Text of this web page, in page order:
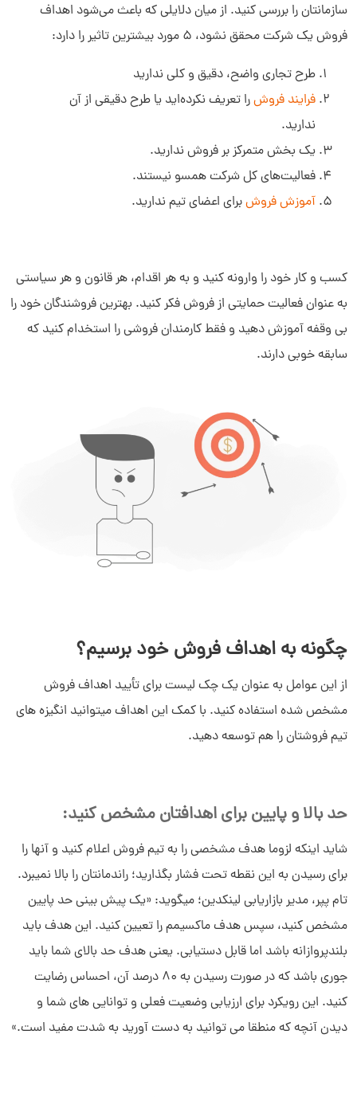
سازمانتان را بررسی کنید. از میان دلایلی که باعث می‌شود اهداف
فروش یک شرکت محقق نشود، 5 مورد بیشترین تاثیر را دارد:
طرح تجاری واضح، دقیق و کلی ندارید
فرایند فروشرا تعریف نکرده‌اید یا طرح دقیقی از آن
ندارید.
یک بخش متمرکز بر فروش ندارید.
فعالیت‌های کل شرکت همسو نیستند.
آموزش فروشبرای اعضای تیم ندارید.
کسب و کار خود را وارونه کنید و به هر اقدام، هر قانون و هر سیاستی
به عنوان فعالیت حمایتی از فروش فکر کنید. بهترین فروشندگان خود را
بی وقفه آموزش دهید و فقط کارمندان فروشی را استخدام کنید که
سابقه خوبی دارند.
چگونه به اهداف فروش خود برسیم؟
از این عوامل به عنوان یک چک لیست برای تأیید اهداف فروش
مشخص شده استفاده کنید. با کمک این اهداف میتوانید انگیزه های
تیم فروشتان را هم توسعه دهید.
حد بالا و پایین برای اهدافتان مشخص کنید:
شاید اینکه لزوما هدف مشخصی را به تیم فروش اعلام کنید و آنها را
برای رسیدن به این نقطه تحت فشار بگذارید؛ راندمانتان را بالا نمیبرد.
تام پپر، مدیر بازاریابی لینکدین؛ میگوید: «یک پیش بینی حد پایین
مشخص کنید، سپس هدف ماکسیمم را تعیین کنید. این هدف باید
بلندپروازانه باشد اما قابل دستیابی. یعنی هدف حد بالای شما باید
جوری باشد که در صورت رسیدن به 80 درصد آن، احساس رضایت
کنید. این رویکرد برای ارزیابی وضعیت فعلی و توانایی های شما و
دیدن آنچه که منطقا می توانید به دست آورید به شدت مفید است.»